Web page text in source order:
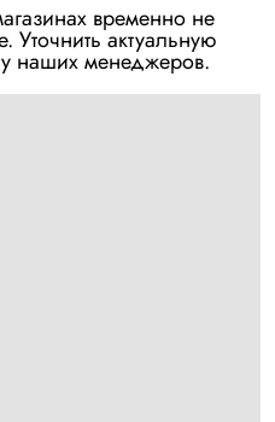
временно не
Уточнить актуальную
наших менеджеров.